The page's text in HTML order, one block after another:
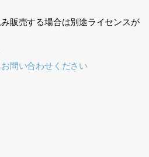
販売する場合は別途ライセンスが
お問い合わせください